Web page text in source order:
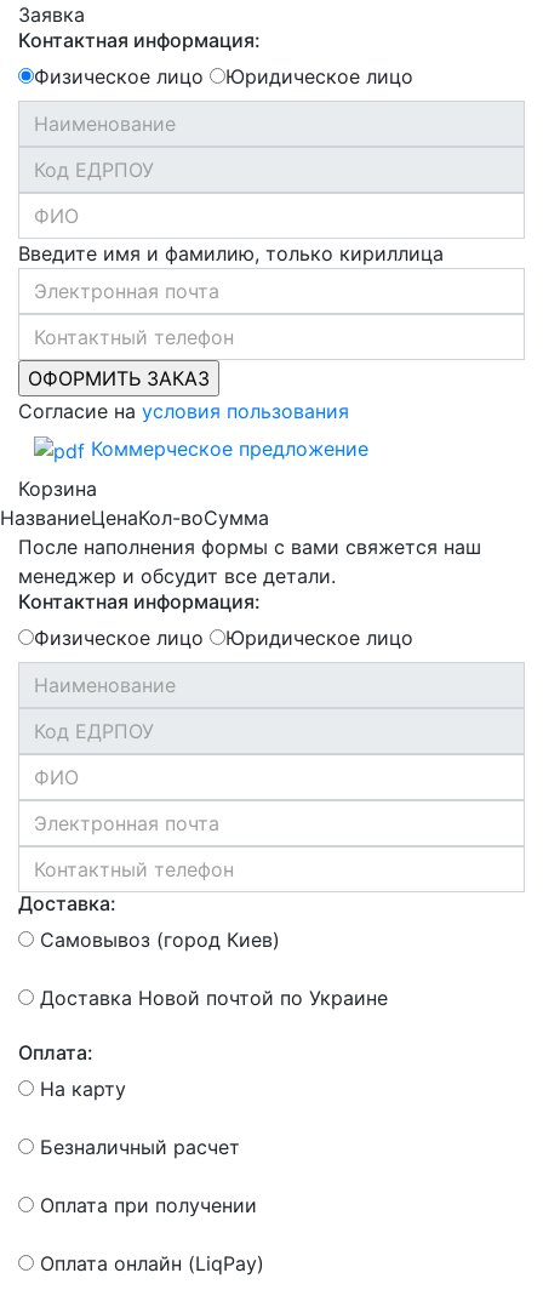
Заявка
Контактная информация:
Физическое лицо
Юридическое лицо
Введите имя и фамилию, только кириллица
Согласие на условия пользования
Коммерческое предложение
Корзина
НазваниеЦенаКол-воСумма
После наполнения формы с вами свяжется наш
менеджер и обсудит все детали.
Контактная информация:
Физическое лицо
Юридическое лицо
Доставка:
Самовывоз (город Киев)
Доставка Новой почтой по Украине
Оплата:
На карту
Безналичный расчет
Оплата при получении
Оплата онлайн (LiqPay)